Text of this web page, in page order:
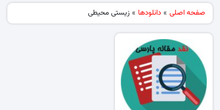
صفحه اصلی » دانلودها » زیستی محیطی